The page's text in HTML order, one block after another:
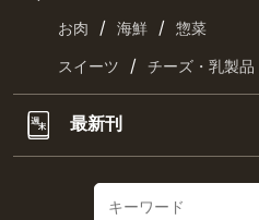
お肉 / 海鮮 / 惣菜
スイーツ / チーズ・乳製品
最新刊